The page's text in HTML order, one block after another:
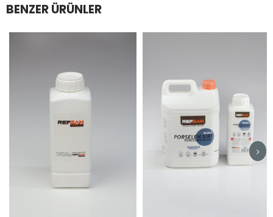
BENZER ÜRÜNLER